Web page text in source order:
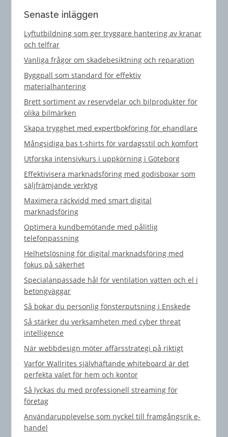
Senaste inläggen
Lyftutbildning som ger tryggare hantering av kranar
och telfrar
Vanliga frågor om skadebesiktning och reparation
Byggpall som standard för effektiv
materialhantering
Brett sortiment av reservdelar och bilprodukter för
olika bilmärken
Skapa trygghet med expertbokföring för ehandlare
Mångsidiga bas t-shirts för vardagsstil och komfort
Utforska intensivkurs i uppkörning i Göteborg
Effektivisera marknadsföring med godisboxar som
säljfrämjande verktyg
Maximera räckvidd med smart digital
marknadsföring
Optimera kundbemötande med pålitlig
telefonpassning
Helhetslösning för digital marknadsföring med
fokus på säkerhet
Specialanpassade hål för ventilation vatten och el i
betongväggar
Så bokar du personlig fönsterputsning i Enskede
Så stärker du verksamheten med cyber threat
intelligence
När webbdesign möter affärsstrategi på riktigt
Varför Wallrites självhäftande whiteboard är det
perfekta valet för hem och kontor
Så lyckas du med professionell streaming för
företag
Användarupplevelse som nyckel till framgångsrik e-
handel